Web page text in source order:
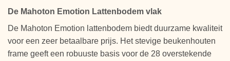
De Mahoton Emotion Lattenbodem vlak
De Mahoton Emotion lattenbodem biedt duurzame kwaliteit
voor een zeer betaalbare prijs. Het stevige beukenhouten
frame geeft een robuuste basis voor de 28 overstekende